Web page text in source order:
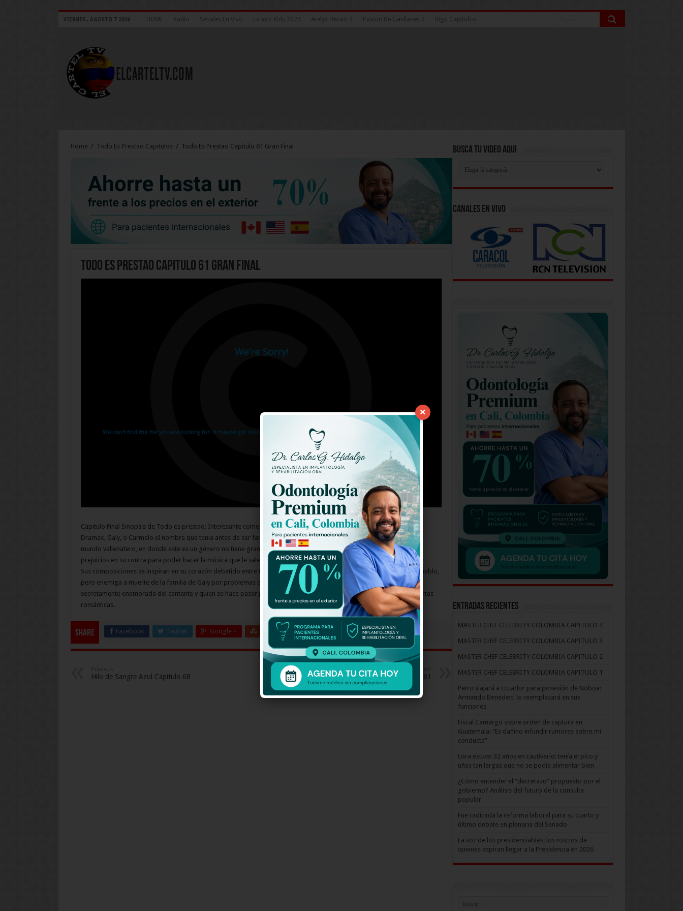
VIERNES , AGOSTO 7 2026 HOME Radio Señales En Vivo La Voz Kids 2024 Arelys Henao 2 Pasion De Gavilanes 2 Rigo Capitulos
Home / Todo Es Prestao Capitulos / Todo Es Prestao Capitulo 61 Gran Final
Todo Es Prestao Capitulo 61 Gran Final
Capitulo Final Sinopsis de Todo es prestao: Interesante comedia que contará la vida de Galy Galiano y producida por
Dramax, Galy, o Carmelo el nombre que tenia antes de ser famoso, es un costeño que empieza a hacer baladas en un
mundo vallenatero, en donde este es un género no tiene gran acogida. Así que Galy tendrá que luchar con todos los
prejuicios en su contra para poder hacer la música que le sale del alma.
Sus composiciones se inspiran en su corazón debatido entre Lorena Serrani, la niña más linda y de más alcurnia del pueblo,
pero enemiga a muerte de la familia de Galy por problemas del pasado, y Yamile Cantillo, la fea del pueblo, que está
secretamente enamorada del cantante y quien se hace pasar por Lorena para conquistar su corazón por medio de cartas
románticas.
Share Facebook Twitter Google + Stumbleupon LinkedIn Pinterest
Hilo de Sangre Azul Capitulo 68 Sala de Urgencias 2 Capitulo 61
Busca Tu Video Aqui
Aqui
Canales En Vivo
Entradas recientes
MASTER CHEF CELEBRITY COLOMBIA CAPITULO 4
MASTER CHEF CELEBRITY COLOMBIA CAPITULO 3
MASTER CHEF CELEBRITY COLOMBIA CAPITULO 2
MASTER CHEF CELEBRITY COLOMBIA CAPITULO 1
Petro viajará a Ecuador para posesión de Noboa:
Armando Benedetti lo reemplazará en sus
funciones
Fiscal Camargo sobre orden de captura en
Guatemala: “Es dañino infundir rumores sobre mi
conducta”
Lora estuvo 32 años en cautiverio: tenía el pico y
uñas tan largas que no se podía alimentar bien
¿Cómo entender el “decretazo” propuesto por el
gobierno? Análisis del futuro de la consulta
popular
Fue radicada la reforma laboral para su cuarto y
último debate en plenaria del Senado
La voz de los presidenciables: los rostros de
quienes aspiran llegar a la Presidencia en 2026
×